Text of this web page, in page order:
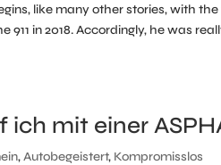
like many other stories, with
911 in 2018. Accordingly, he was
ich mit einer
,Autobegeistert, Kompromisslos